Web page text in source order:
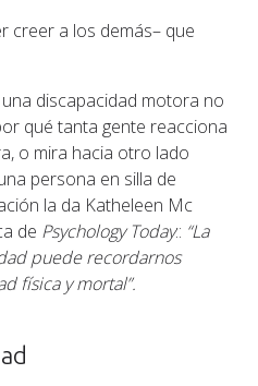
creer a los demás– que
discapacidad motora no
qué tanta gente reacciona
o mira hacia otro lado
persona en silla de
la da Katheleen Mc
de Psychology Today:: “La
puede recordarnos
física y mortal”.